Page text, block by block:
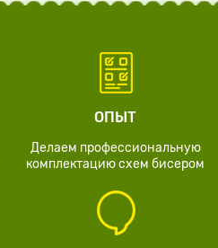
ОПЫТ
Делаем профессиональную
комплектацию схем бисером